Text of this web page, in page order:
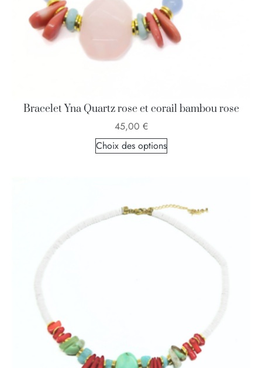
Bracelet Yna Quartz rose et corail bambou rose
45,00 €
Choix des options